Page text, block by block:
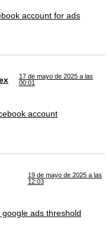
account for ads
17 de mayo de 2025 a las
00:01
account
19 de mayo de 2025 a las
12:03
google ads threshold